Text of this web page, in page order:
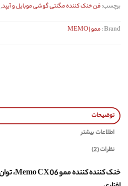
برچسب:فن خنک کننده مگنتی گوشی موبایل و آیپد,
Brand : ممو | MEMO
توضیحات
اطلاعات بیشتر
نظرات (2)